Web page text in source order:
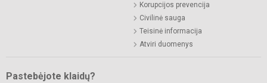
Korupcijos prevencija
Civilinė sauga
Teisinė informacija
Atviri duomenys
Pastebėjote klaidų?